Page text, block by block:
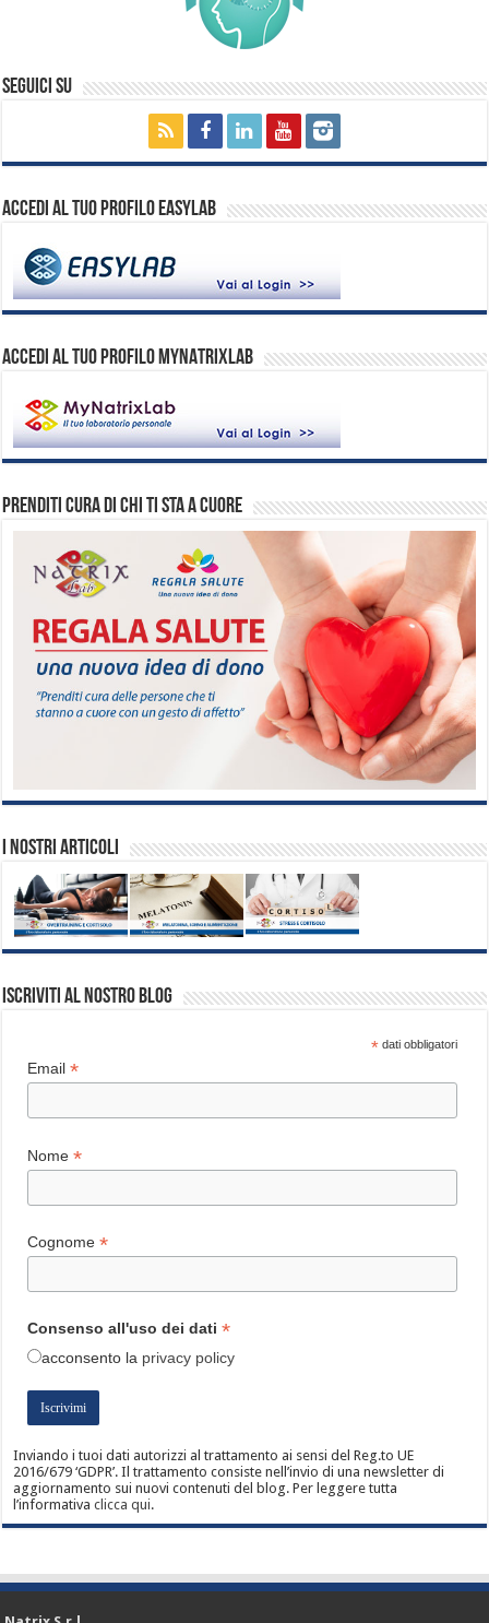
Seguici su
Accedi al tuo profilo EasyLab
ACCEDI AL TUO PROFILO MYNATRIXLAB
Prenditi cura di chi ti sta a cuore
I nostri articoli
Iscriviti al nostro blog
* dati obbligatori
Email *
Nome *
Cognome *
Consenso all'uso dei dati *
acconsentola privacy policy
Inviando i tuoi dati autorizzi al trattamento ai sensi del Reg.to UE
2016/679 ‘GDPR’. Il trattamento consiste nell’invio di una newsletter di
aggiornamento sui nuovi contenuti del blog. Per leggere tutta
l’informativaclicca qui.